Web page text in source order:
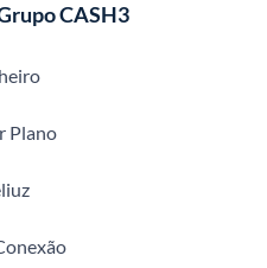
CASH3
Plano